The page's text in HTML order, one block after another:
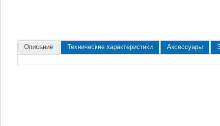
Описание Технические характеристики Аксессуары